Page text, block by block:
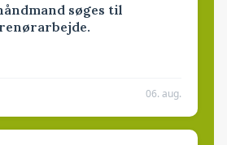
søges til
06. aug.